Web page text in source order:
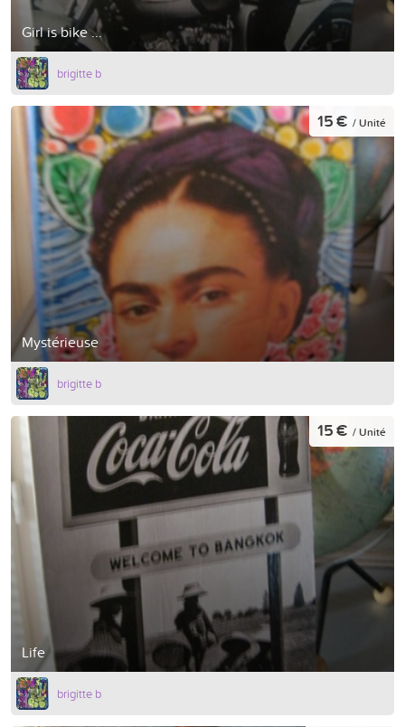
Girl is bike ...
brigitte b
Mystérieuse
15 € / Unité
brigitte b
Life
15 € / Unité
brigitte b